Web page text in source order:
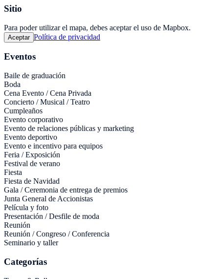
Sitio
Para poder utilizar el mapa, debes aceptar el uso de Mapbox.
Aceptar Política de privacidad
Eventos
Baile de graduación
Boda
Cena Evento / Cena Privada
Concierto / Musical / Teatro
Cumpleaños
Evento corporativo
Evento de relaciones públicas y marketing
Evento deportivo
Evento e incentivo para equipos
Feria / Exposición
Festival de verano
Fiesta
Fiesta de Navidad
Gala / Ceremonia de entrega de premios
Junta General de Accionistas
Película y foto
Presentación / Desfile de moda
Reunión
Reunión / Congreso / Conferencia
Seminario y taller
Categorías